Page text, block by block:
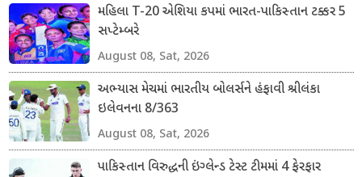
મહિલા T-20 એશિયા કપમાં ભારત-પાકિસ્તાન ટક્કર 5
સપ્ટેમ્બરે
August 08, Sat, 2026
અભ્યાસ મેચમાં ભારતીય બોલર્સને હંફાવી શ્રીલંકા
ઇલેવનના 8/363
August 08, Sat, 2026
પાકિસ્તાન વિરુદ્ધની ઇંગ્લેન્ડ ટેસ્ટ ટીમમાં 4 ફેરફાર